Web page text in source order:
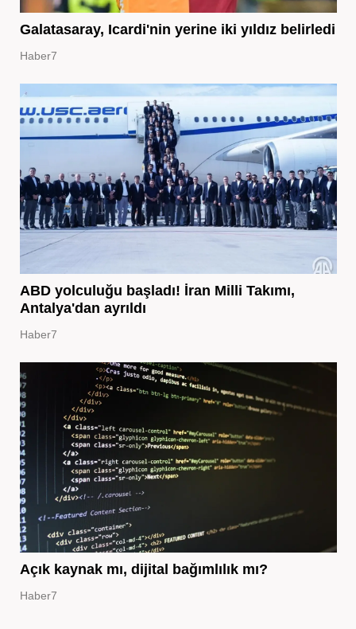
Galatasaray, Icardi'nin yerine iki yıldız belirledi
Haber7
ABD yolculuğu başladı! İran Milli Takımı,
Antalya'dan ayrıldı
Haber7
Açık kaynak mı, dijital bağımlılık mı?
Haber7